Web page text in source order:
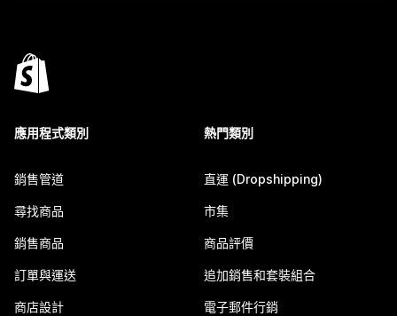
應用程式類別
銷售管道
尋找商品
銷售商品
訂單與運送
商店設計
熱門類別
直運 (Dropshipping)
市集
商品評價
追加銷售和套裝組合
電子郵件行銷